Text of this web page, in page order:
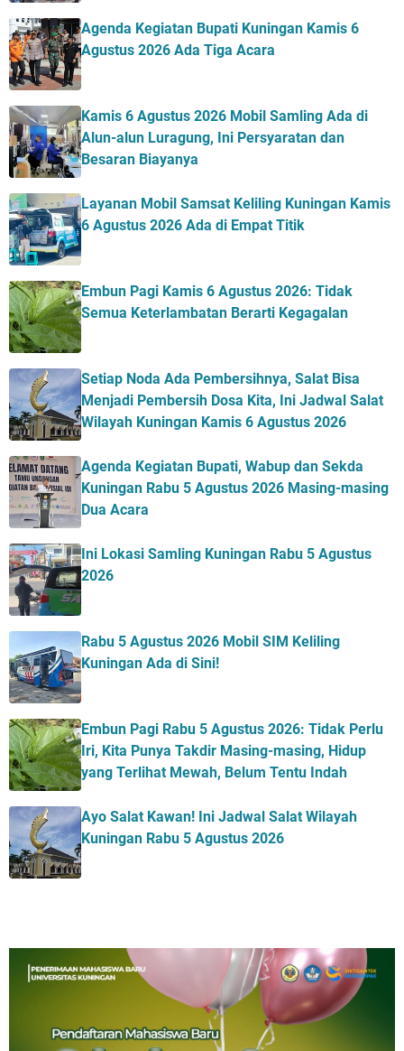
Agenda Kegiatan Bupati Kuningan Kamis 6
Agustus 2026 Ada Tiga Acara
Kamis 6 Agustus 2026 Mobil Samling Ada di
Alun-alun Luragung, Ini Persyaratan dan
Besaran Biayanya
Layanan Mobil Samsat Keliling Kuningan Kamis
6 Agustus 2026 Ada di Empat Titik
Embun Pagi Kamis 6 Agustus 2026: Tidak
Semua Keterlambatan Berarti Kegagalan
Setiap Noda Ada Pembersihnya, Salat Bisa
Menjadi Pembersih Dosa Kita, Ini Jadwal Salat
Wilayah Kuningan Kamis 6 Agustus 2026
Agenda Kegiatan Bupati, Wabup dan Sekda
Kuningan Rabu 5 Agustus 2026 Masing-masing
Dua Acara
Ini Lokasi Samling Kuningan Rabu 5 Agustus
2026
Rabu 5 Agustus 2026 Mobil SIM Keliling
Kuningan Ada di Sini!
Embun Pagi Rabu 5 Agustus 2026: Tidak Perlu
Iri, Kita Punya Takdir Masing-masing, Hidup
yang Terlihat Mewah, Belum Tentu Indah
Ayo Salat Kawan! Ini Jadwal Salat Wilayah
Kuningan Rabu 5 Agustus 2026